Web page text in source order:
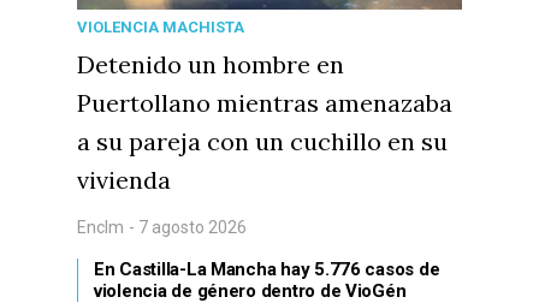
VIOLENCIA MACHISTA
Detenido un hombre en
Puertollano mientras amenazaba
a su pareja con un cuchillo en su
vivienda
Enclm - 7 agosto 2026
En Castilla-La Mancha hay 5.776 casos de
violencia de género dentro de VioGén